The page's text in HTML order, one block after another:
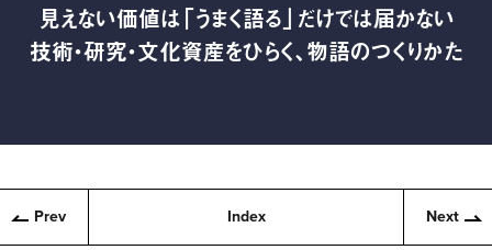
見えない価値は「うまく語る」だけでは届かない
技術・研究・文化資産をひらく、物語のつくりかた
Prev Index Next